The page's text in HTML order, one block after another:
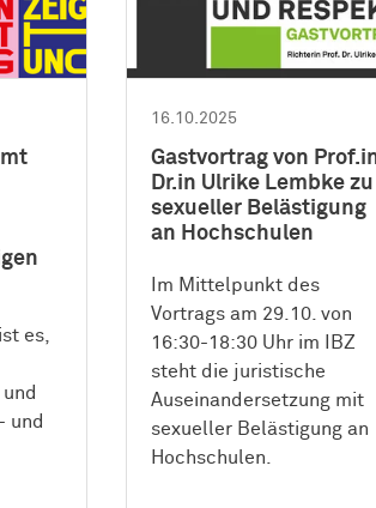
es,
und
16.10.2025
Gastvortrag von
Dr.in Ulrike Lembke zu
sexueller Belästigung
an Hochschulen
Im Mittelpunkt des
Vortrags am 29.10. von
16:30-18:30 Uhr im IBZ
steht die juristische
Auseinandersetzung mit
sexueller Belästigung an
Hochschulen.